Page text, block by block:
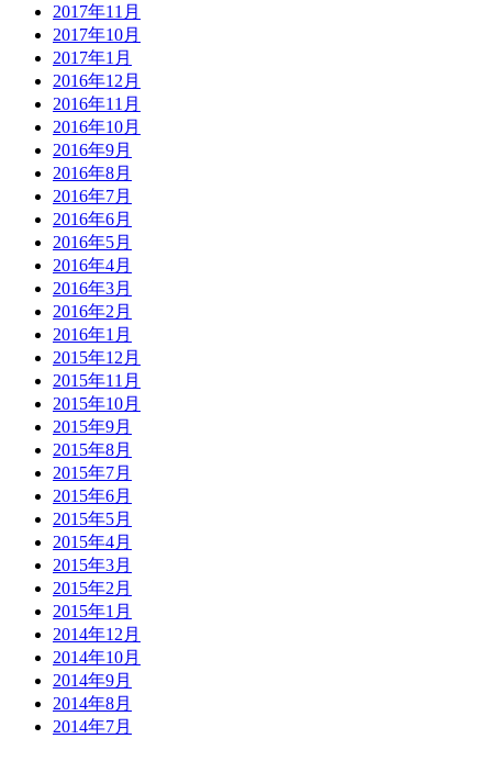
2017年11月
2017年10月
2017年1月
2016年12月
2016年11月
2016年10月
2016年9月
2016年8月
2016年7月
2016年6月
2016年5月
2016年4月
2016年3月
2016年2月
2016年1月
2015年12月
2015年11月
2015年10月
2015年9月
2015年8月
2015年7月
2015年6月
2015年5月
2015年4月
2015年3月
2015年2月
2015年1月
2014年12月
2014年10月
2014年9月
2014年8月
2014年7月